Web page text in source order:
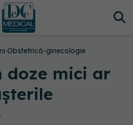
›Obstetrică-ginecologie
doze mici ar